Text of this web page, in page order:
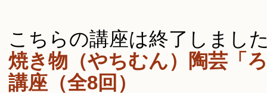
こちらの講座は終了しまし
焼き物（やちむん）陶芸「
講座（全8回）